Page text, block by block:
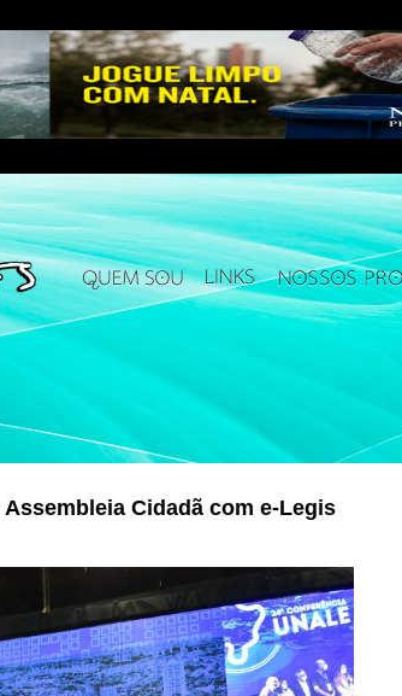
Cidadã com e-Legis